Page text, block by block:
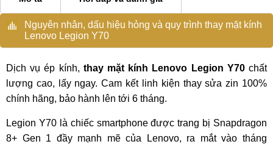
Nguyên nhân, dấu hiệu hỏng và quy trình thay mặt kính
Lenovo Legion Y70
Dịch vụ ép kính, thay mặt kính Lenovo Legion Y70chất
lượng cao, lấy ngay. Cam kết linh kiện thay sửa zin 100%
chính hãng, bảo hành lên tới 6 tháng.
Legion Y70 là chiếc smartphone được trang bị Snapdragon
8+ Gen 1 đầy mạnh mẽ của Lenovo, ra mắt vào tháng